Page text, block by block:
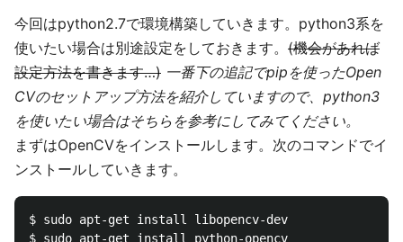
今回はpython2.7で環境構築していきます。python3系を
使いたい場合は別途設定をしておきます。 (機会があれば
設定方法を書きます…) 一番下の追記でpipを使ったOpen
CVのセットアップ方法を紹介していますので、python3
を使いたい場合はそちらを参考にしてみてください。
まずはOpenCVをインストールします。次のコマンドでイ
ンストールしていきます。
$ sudo apt-get install libopencv-dev